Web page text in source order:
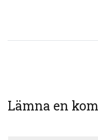
Lämna en